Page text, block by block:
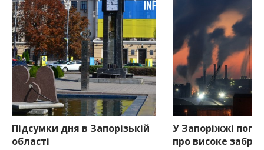
Підсумки дня в Запорізькій
області
У Запоріжжі
про високе